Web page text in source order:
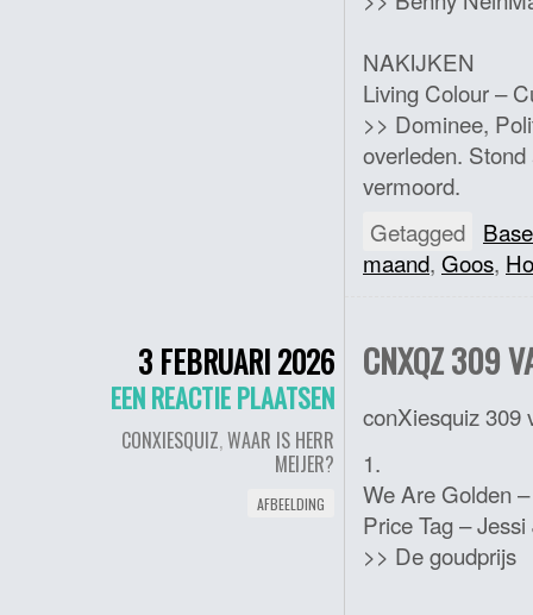
NAKIJKEN
Living Colour –
>> Dominee,
overleden.
vermoord.
Getagged
maand, Goos,
3 FEBRUARI 2026
EEN REACTIE PLAATSEN
CONXIESQUIZ,WAAR IS HERR
MEIJER?
AFBEELDING
CNXQZ 309
conXiesquiz 309
1.
We Are Golden
Price Tag – Jessi
>> De goudprijs